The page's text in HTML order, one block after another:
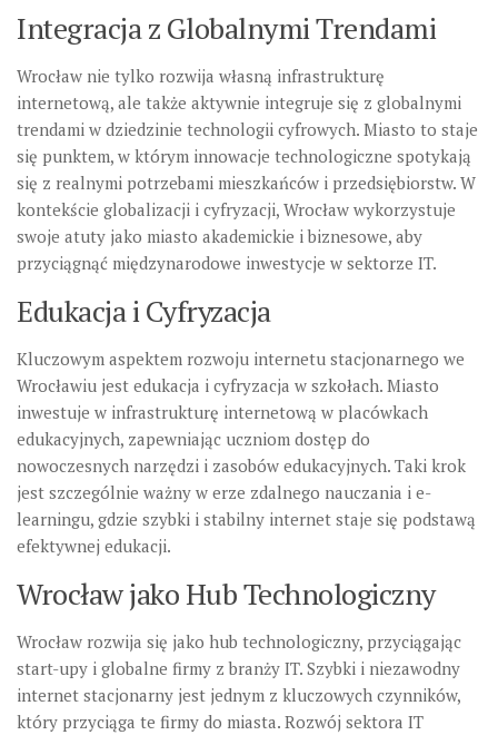
Integracja z Globalnymi Trendami
Wrocław nie tylko rozwija własną infrastrukturę
internetową, ale także aktywnie integruje się z globalnymi
trendami w dziedzinie technologii cyfrowych. Miasto to staje
się punktem, w którym innowacje technologiczne spotykają
się z realnymi potrzebami mieszkańców i przedsiębiorstw. W
kontekście globalizacji i cyfryzacji, Wrocław wykorzystuje
swoje atuty jako miasto akademickie i biznesowe, aby
przyciągnąć międzynarodowe inwestycje w sektorze IT.
Edukacja i Cyfryzacja
Kluczowym aspektem rozwoju internetu stacjonarnego we
Wrocławiu jest edukacja i cyfryzacja w szkołach. Miasto
inwestuje w infrastrukturę internetową w placówkach
edukacyjnych, zapewniając uczniom dostęp do
nowoczesnych narzędzi i zasobów edukacyjnych. Taki krok
jest szczególnie ważny w erze zdalnego nauczania i e-
learningu, gdzie szybki i stabilny internet staje się podstawą
efektywnej edukacji.
Wrocław jako Hub Technologiczny
Wrocław rozwija się jako hub technologiczny, przyciągając
start-upy i globalne firmy z branży IT. Szybki i niezawodny
internet stacjonarny jest jednym z kluczowych czynników,
który przyciąga te firmy do miasta. Rozwój sektora IT